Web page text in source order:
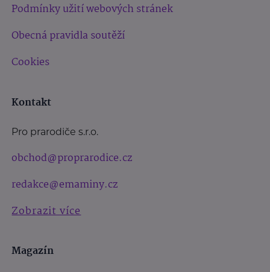
Podmínky užití webových stránek
Obecná pravidla soutěží
Cookies
Kontakt
Pro prarodiče s.r.o.
obchod@proprarodice.cz
redakce@emaminy.cz
Zobrazit více
Magazín